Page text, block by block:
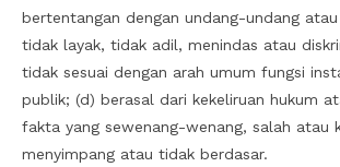
bertentangan dengan undang-undang
tidak layak, tidak adil, menindas atau
tidak sesuai dengan arah umum fungsi
publik; (d) berasal dari kekeliruan hukum
fakta yang sewenang-wenang, salah atau
menyimpang atau tidak berdasar.